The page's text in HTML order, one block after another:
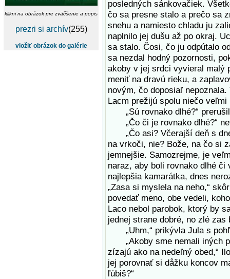
klikni na obrázok pre zväčšenie a popis
prezri si archív(255)
vložiť obrázok do galérie
posledných sánkovačiek.
čo sa presne stalo a prečo sa
snehu a namiesto chladu ju
naplnilo jej dušu až po okraj.
sa stalo. Čosi, čo ju odpútalo
sa nezdal hodný pozornosti,
akoby v jej srdci vyvieral malý
meniť na dravú rieku, a
novým, čo doposiaľ
Lacm prežijú spolu niečo
„Sú rovnako dlhé?“
„Čo či je rovnako dlhé?“
„Čo asi? Včerajší deň s
na vrkoči, nie? Bože, na čo si
jemnejšie. Samozrejme, je
naraz, aby boli rovnako dlhé
najlepšia kamarátka, dnes
„Zasa si myslela na neho,“
povedať meno, obe vedeli,
Laco nebol parobok, ktorý by
jednej strane dobré, no zlé
„Uhm,“ prikývla Jula s
„Akoby sme nemali iných
zízajú ako na nedeľný obed,“
jej porovnať si dåžku koncov
ľúbiš?“